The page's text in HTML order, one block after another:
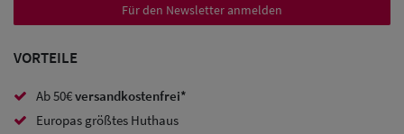
Baseball
Caps
Sale: Army
Caps
Für den Newsletter anmelden
VORTEILE
Ab 50€versandkostenfrei*
Europas größtes Huthaus